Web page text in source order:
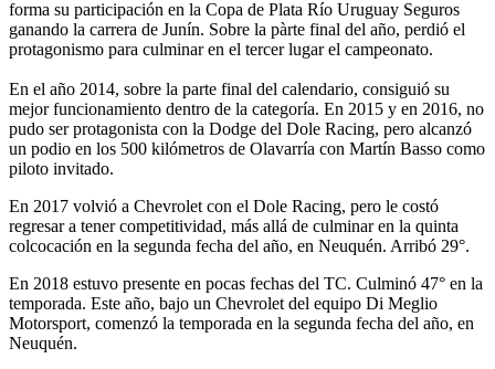
forma su participación en la Copa de Plata Río Uruguay Seguros
ganando la carrera de Junín. Sobre la pàrte final del año, perdió el
protagonismo para culminar en el tercer lugar el campeonato.
En el año 2014, sobre la parte final del calendario, consiguió su
mejor funcionamiento dentro de la categoría. En 2015 y en 2016, no
pudo ser protagonista con la Dodge del Dole Racing, pero alcanzó
un podio en los 500 kilómetros de Olavarría con Martín Basso como
piloto invitado.
En 2017 volvió a Chevrolet con el Dole Racing, pero le costó
regresar a tener competitividad, más allá de culminar en la quinta
colcocación en la segunda fecha del año, en Neuquén. Arribó 29°.
En 2018 estuvo presente en pocas fechas del TC. Culminó 47° en la
temporada. Este año, bajo un Chevrolet del equipo Di Meglio
Motorsport, comenzó la temporada en la segunda fecha del año, en
Neuquén.